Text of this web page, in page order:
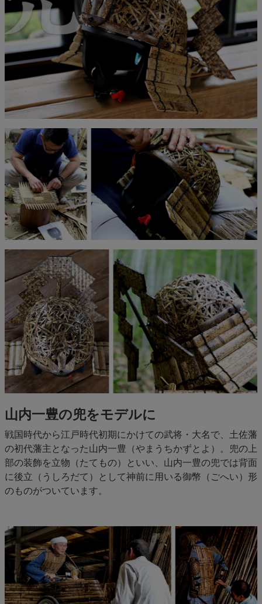
山内一豊の兜をモデルに
戦国時代から江戸時代初期にかけての武将・大名で、土佐藩
の初代藩主となった山内一豊（やまうちかずとよ）。兜の上
部の装飾を立物（たてもの）といい、山内一豊の兜では背面
に後立（うしろだて）として神前に用いる御幣（ごへい）形
のものがついています。